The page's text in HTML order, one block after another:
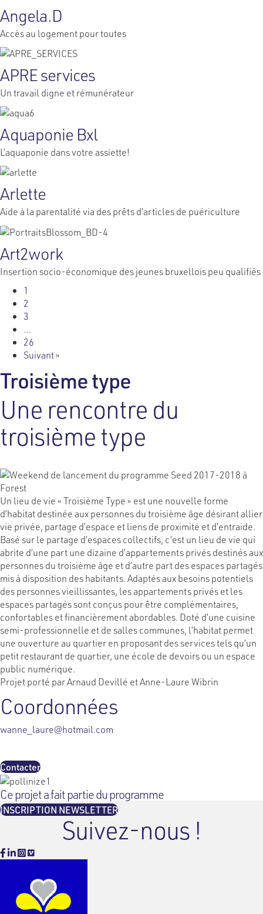
Angela.D
Accès au logement pour toutes
APRE services
Un travail digne et rémunérateur
Aquaponie Bxl
L’aquaponie dans votre assiette!
Arlette
Aide à la parentalité via des prêts d’articles de puériculture
Art2work
Insertion socio-économique des jeunes bruxellois peu qualifiés
1
2
3
…
26
Suivant »
Troisième type
Une rencontre du
troisième type
Un lieu de vie « Troisième Type » est une nouvelle forme
d’habitat destinée aux personnes du troisième âge désirant allier
vie privée, partage d’espace et liens de proximité et d’entraide.
Basé sur le partage d’espaces collectifs, c’est un lieu de vie qui
abrite d’une part une dizaine d’appartements privés destinés aux
personnes du troisième âge et d’autre part des espaces partagés
mis à disposition des habitants. Adaptés aux besoins potentiels
des personnes vieillissantes, les appartements privés et les
espaces partagés sont conçus pour être complémentaires,
confortables et financièrement abordables. Doté d’une cuisine
semi-professionnelle et de salles communes, l’habitat permet
une ouverture au quartier en proposant des services tels qu’un
petit restaurant de quartier, une école de devoirs ou un espace
public numérique.
Projet porté par Arnaud Devillé et Anne-Laure Wibrin
Coordonnées
wanne_laure@hotmail.com
Contacter
Ce projet a fait partie du programme
INSCRIPTION NEWSLETTER
Suivez-nous !
Facebook
Linkedin
Instagram
Vimeo